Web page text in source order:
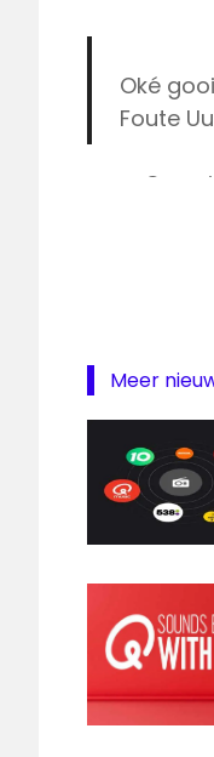
Oké
Foute
—
500
Qmusic
Radio
Meer